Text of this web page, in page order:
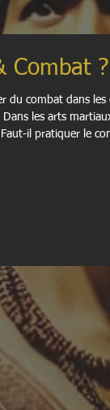
Combat ?
du combat dans les
les arts
il pratiquer le